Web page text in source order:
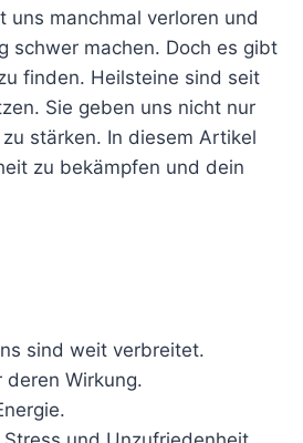
uns manchmal verloren und
schwer machen. Doch es gibt
finden. Heilsteine sind seit
Sie geben uns nicht nur
stärken. In diesem Artikel
zu bekämpfen und dein
sind weit verbreitet.
Wirkung.